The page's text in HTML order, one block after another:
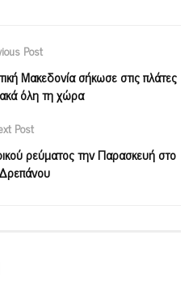
Post
Μακεδονία σήκωσε στις πλάτες
όλη τη χώρα
Post
ρεύματος την Παρασκευή στο